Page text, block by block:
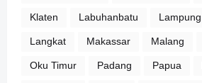
Klaten Labuhanbatu
Langkat Makassar Malang
Oku Timur Padang Papua